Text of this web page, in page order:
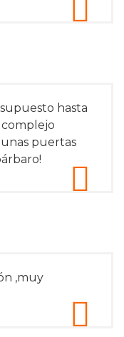
hasta
complejo
puertas
,muy